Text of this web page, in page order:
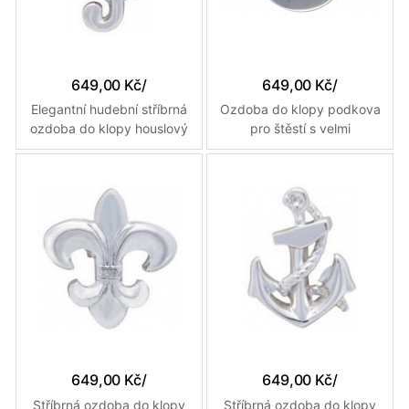
649,00 Kč/
Elegantní hudební stříbrná
ozdoba do klopy houslový
klíč
649,00 Kč/
Ozdoba do klopy podkova
pro štěstí s velmi
propracovanými detaily
649,00 Kč/
Stříbrná ozdoba do klopy
649,00 Kč/
Stříbrná ozdoba do klopy